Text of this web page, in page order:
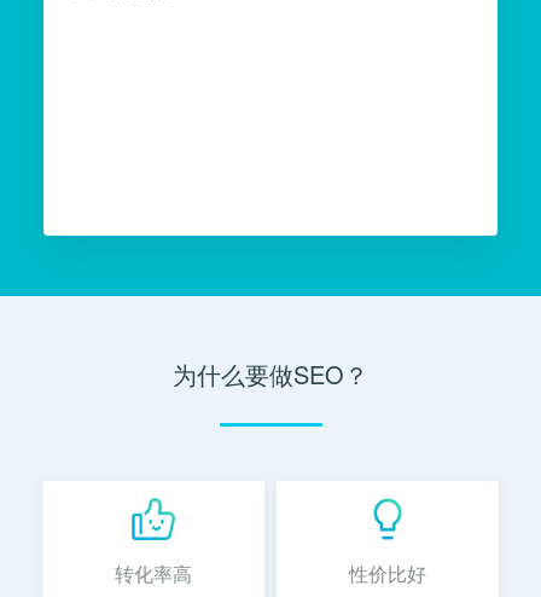
为什么要做SEO？
转化率高 性价比好